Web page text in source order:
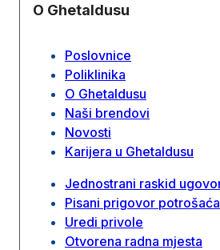
O Ghetaldusu
Poslovnice
Poliklinika
O Ghetaldusu
Naši brendovi
Novosti
Karijera u Ghetaldusu
Jednostrani raskid
Pisani prigovor potrošaća
Uredi privole
Otvorena radna mjesta